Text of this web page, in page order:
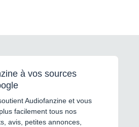
à vos sources
Audiofanzine et vous
facilement tous nos
avis, petites annonces,